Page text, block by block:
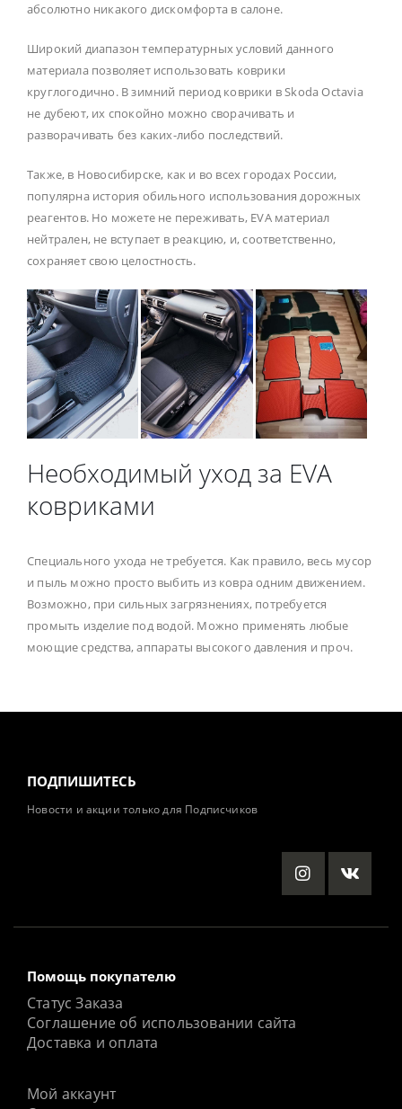
абсолютно никакого дискомфорта в салоне.
Широкий диапазон температурных условий данного
материала позволяет использовать коврики
круглогодично. В зимний период коврики в Skoda Octavia
не дубеют, их спокойно можно сворачивать и
разворачивать без каких-либо последствий.
Также, в Новосибирске, как и во всех городах России,
популярна история обильного использования дорожных
реагентов. Но можете не переживать, EVA материал
нейтрален, не вступает в реакцию, и, соответственно,
сохраняет свою целостность.
Необходимый уход за EVA
ковриками
Специального ухода не требуется. Как правило, весь мусор
и пыль можно просто выбить из ковра одним движением.
Возможно, при сильных загрязнениях, потребуется
промыть изделие под водой. Можно применять любые
моющие средства, аппараты высокого давления и проч.
ПОДПИШИТЕСЬ
Новости и акции только для Подписчиков
Помощь покупателю
Статус Заказа
Соглашение об использовании сайта
Доставка и оплата
Мой аккаунт